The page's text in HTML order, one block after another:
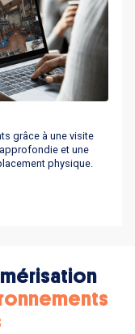
grâce à une visite
et une
physique.